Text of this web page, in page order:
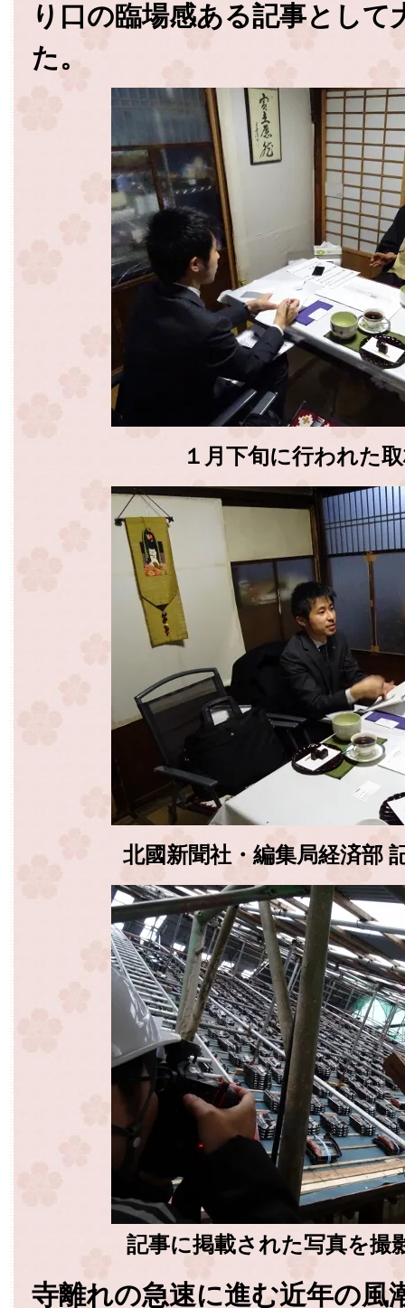
り口の臨場感ある記事として
た。
１月下旬に行われた
北國新聞社・編集局経済部
記事に掲載された写真を撮
寺離れの急速に進む近年の風